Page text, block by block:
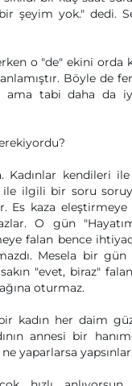
şeyim yok." dedi.
o "de" ekini orda
Böyle de
ama tabi daha da
Kadınlar kendileri
ilgili bir soru
Es kaza eleştirmeye
O gün
falan bence
Mesela bir gün
"evet, biraz"
oturmaz.
kadın her daim
annesi bir
yaparlarsa